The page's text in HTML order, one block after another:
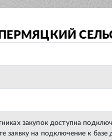
закупок доступна
заявку на подключение к базе